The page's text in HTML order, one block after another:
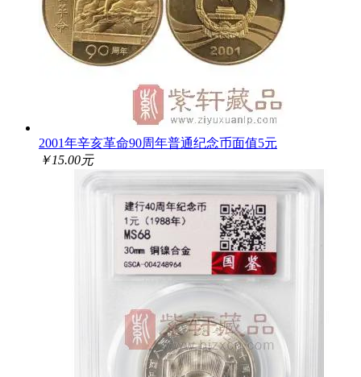
2001年辛亥革命90周年普通纪念币面值5元
￥15.00元